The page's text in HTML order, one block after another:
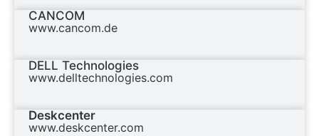
CANCOM
www.cancom.de
DELL Technologies
www.delltechnologies.com
Deskcenter
www.deskcenter.com